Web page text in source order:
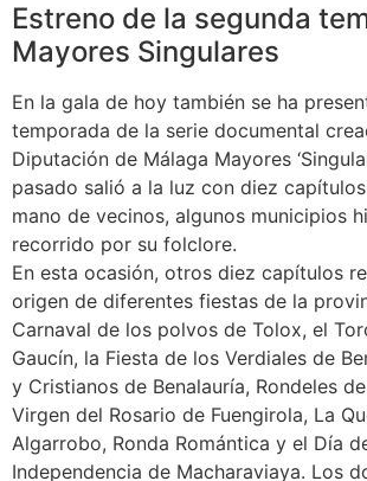
Estreno de la segunda
Mayores Singulares
En la gala de hoy también se ha
temporada de la serie documental
Diputación de Málaga Mayores
pasado salió a la luz con diez
mano de vecinos, algunos municipios
recorrido por su folclore.
En esta ocasión, otros diez capítulos
origen de diferentes fiestas de la
Carnaval de los polvos de Tolox, el
Gaucín, la Fiesta de los Verdiales de
y Cristianos de Benalauría, Rondeles
Virgen del Rosario de Fuengirola, La
Algarrobo, Ronda Romántica y el Día
Independencia de Macharaviaya. Los